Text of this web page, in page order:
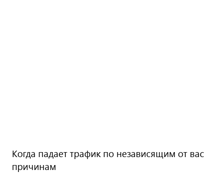
Когда падает трафик по независящим от вас
причинам